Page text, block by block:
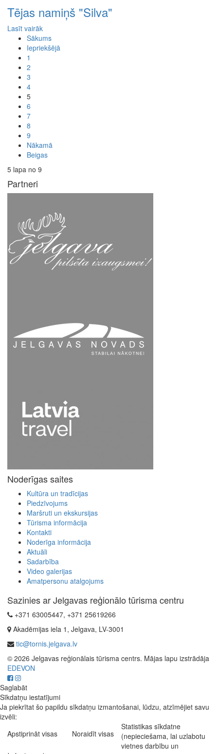
Tējas namiņš "Silva"
Lasīt vairāk
Sākums
Iepriekšējā
1
2
3
4
5
6
7
8
9
Nākamā
Beigas
5 lapa no 9
Partneri
Noderīgas saites
Kultūra un tradīcijas
Piedzīvojums
Maršruti un ekskursijas
Tūrisma informācija
Kontakti
Noderīga informācija
Aktuāli
Sadarbība
Video galerijas
Amatpersonu atalgojums
Sazinies ar Jelgavas reģionālo tūrisma centru
+371 63005447, +371 25619266
Akadēmijas iela 1, Jelgava, LV-3001
tic@tornis.jelgava.lv
© 2026 Jelgavas reģionālais tūrisma centrs. Mājas lapu izstrādāja
EDEVON
Saglabāt
Sīkdatņu iestatījumi
Ja piekrītat šo papildu sīkdatņu izmantošanai, lūdzu, atzīmējiet savu
izvēli:
Apstiprināt visas
Noraidīt visas
Statistikas sīkdatne
(nepieciešama, lai uzlabotu
vietnes darbību un